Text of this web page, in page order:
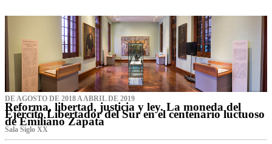
DE AGOSTO DE 2018 A ABRIL DE 2019
Reforma, libertad, justicia y ley. La moneda del
Ejército Libertador del Sur en el centenario luctuoso
de Emiliano Zapata
Sala Siglo XX